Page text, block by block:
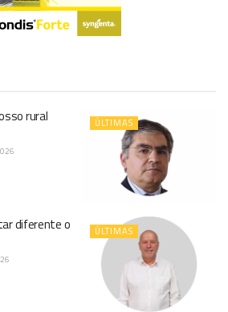
ÚLTIMAS
rural
ÚLTIMAS
diferente o